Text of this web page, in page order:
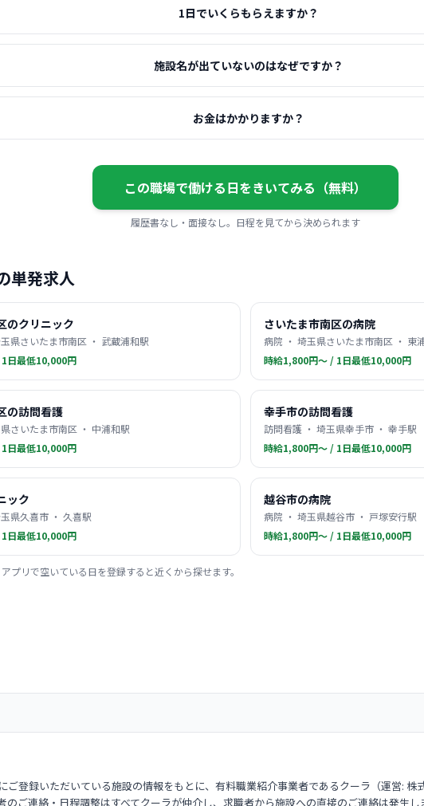
1日でいくらもらえますか？
施設名が出ていないのはなぜですか？
お金はかかりますか？
この職場で働ける日をきいてみる（無料）
履歴書なし・面接なし。日程を見てから決められます
単発求人
のクリニック
県さいたま市南区 ・ 武蔵浦和駅
日最低10,000円
さいたま市南区の病院
病院 ・ 埼玉県さいたま市南区 ・ 東
時給1,800円〜 / 1日最低10,000円
の訪問看護
さいたま市南区 ・ 中浦和駅
日最低10,000円
幸手市の訪問看護
訪問看護 ・ 埼玉県幸手市 ・ 幸手駅
時給1,800円〜 / 1日最低10,000円
ック
県久喜市 ・ 久喜駅
日最低10,000円
越谷市の病院
病院 ・ 埼玉県越谷市 ・ 戸塚安行駅
時給1,800円〜 / 1日最低10,000円
プリで空いている日を登録すると近くから探せます。
ご登録いただいている施設の情報をもとに、有料職業紹介事業者であるクーラ（運営:
のご連絡・日程調整はすべてクーラが仲介し、求職者から施設への直接のご連絡は発生